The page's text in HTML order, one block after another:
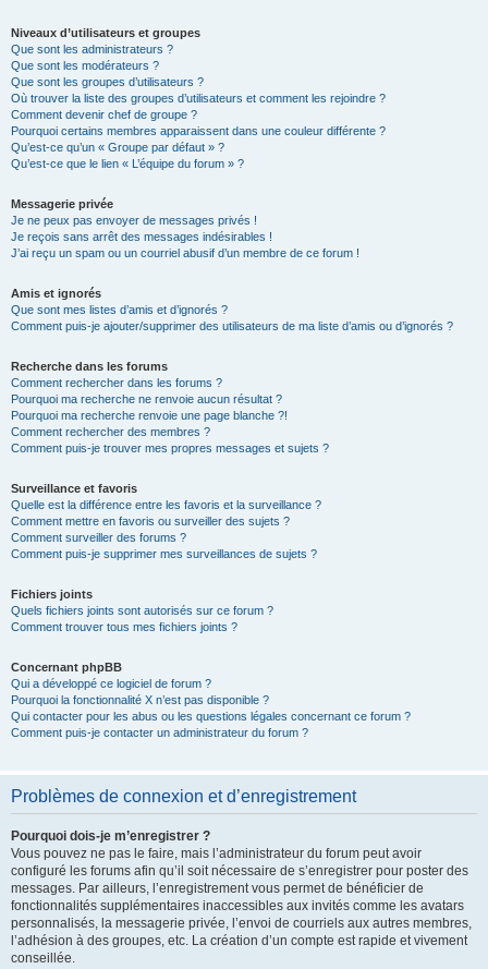
Niveaux d’utilisateurs et groupes
Que sont les administrateurs ?
Que sont les modérateurs ?
Que sont les groupes d’utilisateurs ?
Où trouver la liste des groupes d’utilisateurs et comment les rejoindre ?
Comment devenir chef de groupe ?
Pourquoi certains membres apparaissent dans une couleur différente ?
Qu’est-ce qu’un « Groupe par défaut » ?
Qu’est-ce que le lien « L’équipe du forum » ?
Messagerie privée
Je ne peux pas envoyer de messages privés !
Je reçois sans arrêt des messages indésirables !
J’ai reçu un spam ou un courriel abusif d’un membre de ce forum !
Amis et ignorés
Que sont mes listes d’amis et d’ignorés ?
Comment puis-je ajouter/supprimer des utilisateurs de ma liste d’amis ou d’ignorés ?
Recherche dans les forums
Comment rechercher dans les forums ?
Pourquoi ma recherche ne renvoie aucun résultat ?
Pourquoi ma recherche renvoie une page blanche ?!
Comment rechercher des membres ?
Comment puis-je trouver mes propres messages et sujets ?
Surveillance et favoris
Quelle est la différence entre les favoris et la surveillance ?
Comment mettre en favoris ou surveiller des sujets ?
Comment surveiller des forums ?
Comment puis-je supprimer mes surveillances de sujets ?
Fichiers joints
Quels fichiers joints sont autorisés sur ce forum ?
Comment trouver tous mes fichiers joints ?
Concernant phpBB
Qui a développé ce logiciel de forum ?
Pourquoi la fonctionnalité X n’est pas disponible ?
Qui contacter pour les abus ou les questions légales concernant ce forum ?
Comment puis-je contacter un administrateur du forum ?
Problèmes de connexion et d’enregistrement
Pourquoi dois-je m’enregistrer ?
Vous pouvez ne pas le faire, mais l’administrateur du forum peut avoir
configuré les forums afin qu’il soit nécessaire de s’enregistrer pour poster des
messages. Par ailleurs, l’enregistrement vous permet de bénéficier de
fonctionnalités supplémentaires inaccessibles aux invités comme les avatars
personnalisés, la messagerie privée, l’envoi de courriels aux autres membres,
l’adhésion à des groupes, etc. La création d’un compte est rapide et vivement
conseillée.